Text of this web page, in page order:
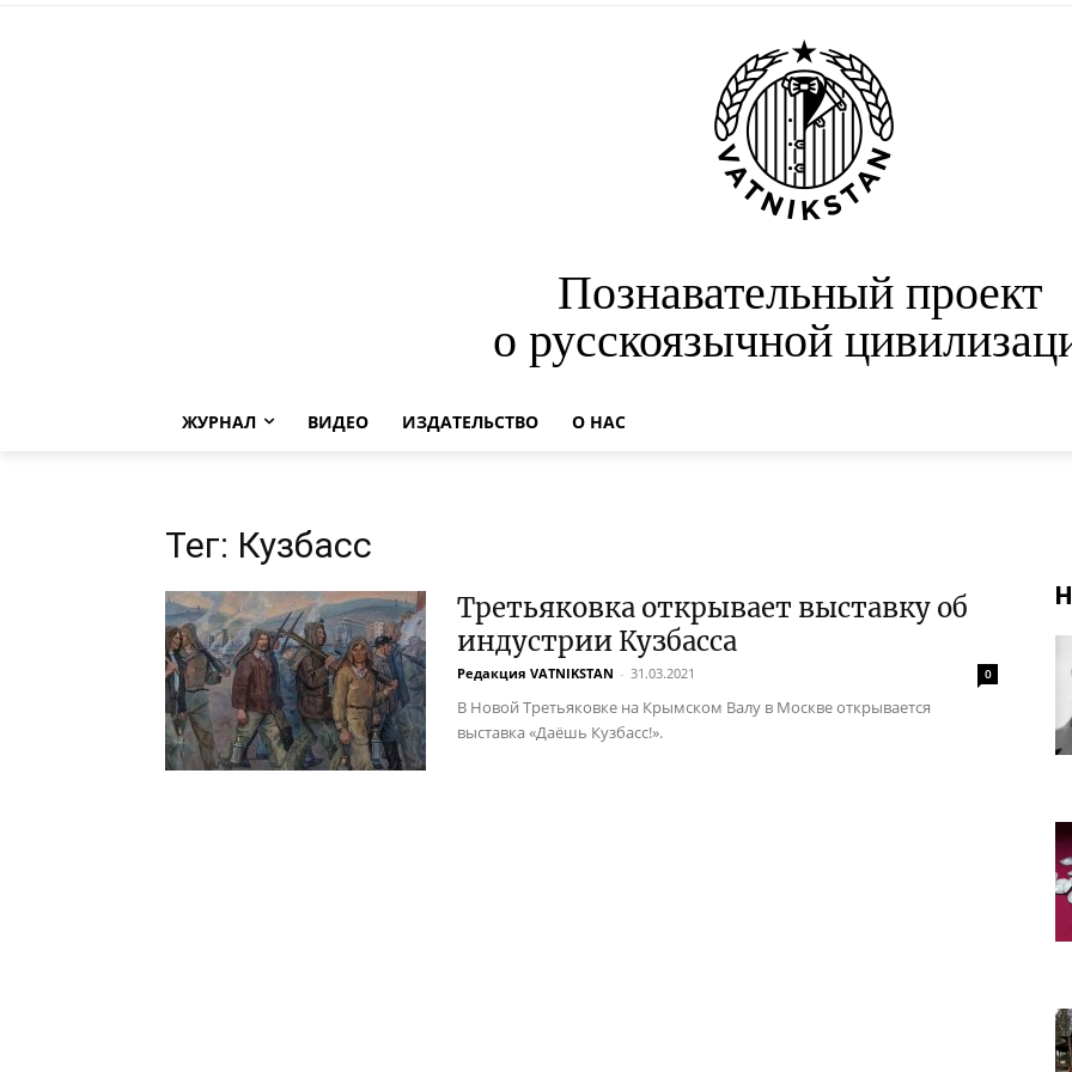
Познавательный проект
о русскоязычной
ЖУРНАЛ ВИДЕО ИЗДАТЕЛЬСТВО О НАС
Тег: Кузбасс
Третьяковка открывает выставку об
индустрии Кузбасса
Редакция VATNIKSTAN - 31.03.2021 0
В Новой Третьяковке на Крымском Валу в Москве открывается
выставка «Даёшь Кузбасс!».